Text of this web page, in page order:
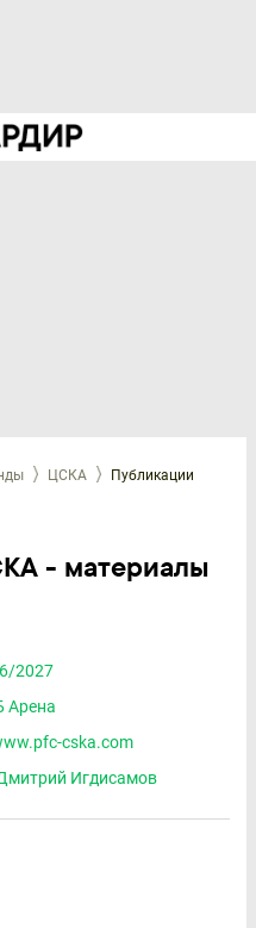
ЦСКА Публикации
- материалы
2027
Арена
cska.com
Игдисамов